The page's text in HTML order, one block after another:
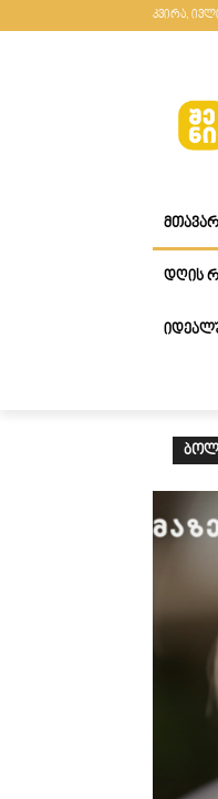
კვირა,
ᲓᲦᲘᲡ